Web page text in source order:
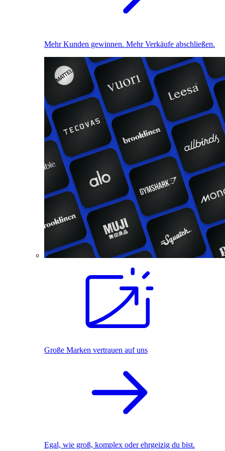
Mehr Kunden gewinnen. Mehr Verkäufe abschließen.
Große Marken vertrauen auf uns
Egal, wie groß, komplex oder ehrgeizig du bist.